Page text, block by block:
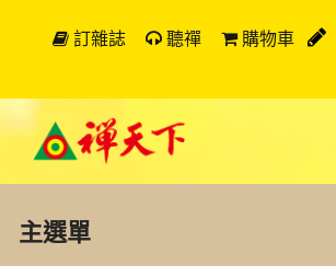
訂雜誌 聽禪 購物車
主選單